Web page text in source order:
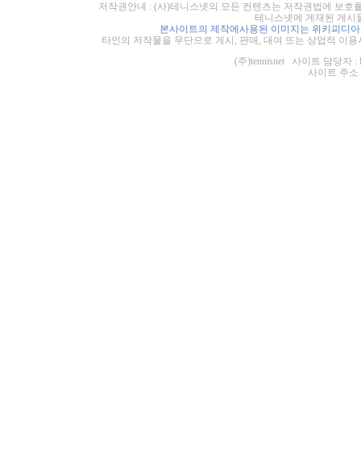
저작권안내 : (사)테니스넷의 모든 컨텐츠는 저작권법에 보
테니스넷에 게재된 게시
본사이트의 제작에사용된 이미지는 위키피디
타인의 저작물을 무단으로 게시, 판매, 대여 또는 상업적 이
(주)tennisnet 사이트 담당자 :
사이트 주